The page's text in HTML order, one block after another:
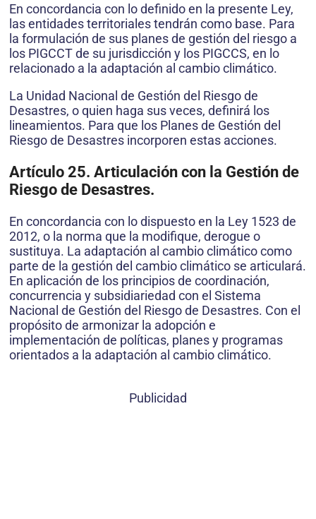
En concordancia con lo definido en la presente Ley,
las entidades territoriales tendrán como base. Para
la formulación de sus planes de gestión del riesgo a
los PIGCCT de su jurisdicción y los PIGCCS, en lo
relacionado a la adaptación al cambio climático.
La Unidad Nacional de Gestión del Riesgo de
Desastres, o quien haga sus veces, definirá los
lineamientos. Para que los Planes de Gestión del
Riesgo de Desastres incorporen estas acciones.
Artículo 25. Articulación con la Gestión de
Riesgo de Desastres.
En concordancia con lo dispuesto en la Ley 1523 de
2012, o la norma que la modifique, derogue o
sustituya. La adaptación al cambio climático como
parte de la gestión del cambio climático se articulará.
En aplicación de los principios de coordinación,
concurrencia y subsidiariedad con el Sistema
Nacional de Gestión del Riesgo de Desastres. Con el
propósito de armonizar la adopción e
implementación de políticas, planes y programas
orientados a la adaptación al cambio climático.
Publicidad